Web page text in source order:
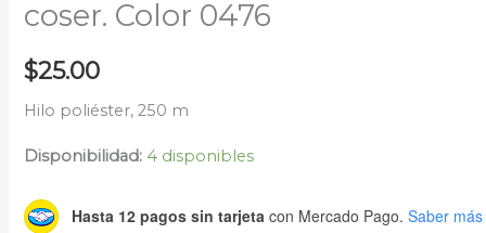
coser. Color 0476
$25.00
Hilo poliéster, 250 m
Disponibilidad: 4 disponibles
Hasta 12 pagos sin tarjeta con Mercado Pago. Saber más